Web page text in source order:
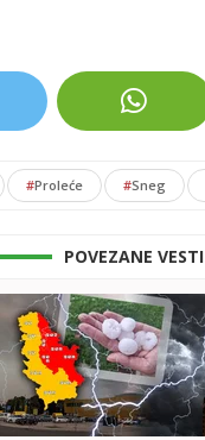
#Proleće #Sneg
POVEZANE VESTI